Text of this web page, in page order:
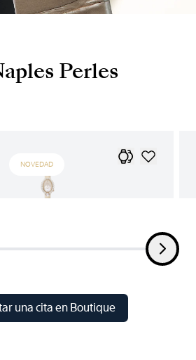
Perles
NOVEDAD
una cita en Boutique